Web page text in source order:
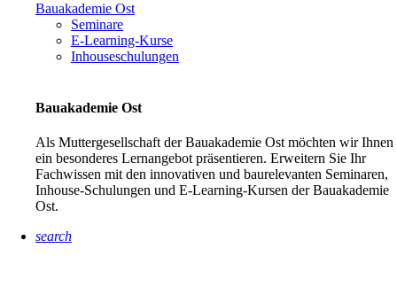
Bauakademie Ost
Seminare
E-Learning-Kurse
Inhouseschulungen
Bauakademie Ost
Als Muttergesellschaft der Bauakademie Ost möchten wir Ihnen
ein besonderes Lernangebot präsentieren. Erweitern Sie Ihr
Fachwissen mit den innovativen und baurelevanten Seminaren,
Inhouse-Schulungen und E-Learning-Kursen der Bauakademie
Ost.
search